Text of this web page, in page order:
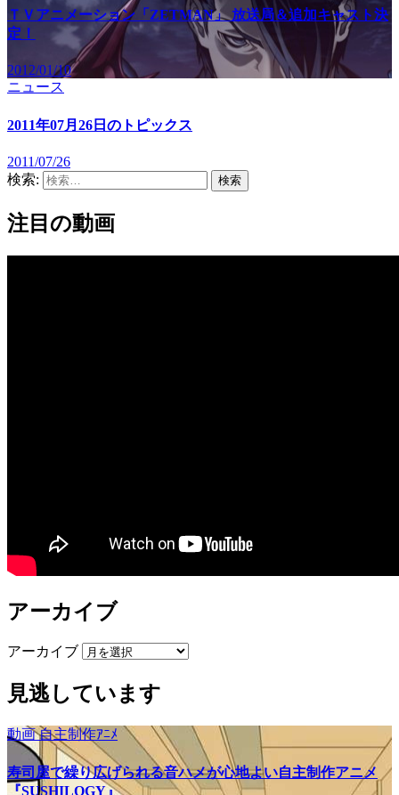
ＴＶアニメーション「ZETMAN」 放送局＆追加キャスト決
定！
2012/01/10
ニュース
2011年07月26日のトピックス
2011/07/26
検索:
注目の動画
アーカイブ
アーカイブ
見逃しています
動画自主制作ｱﾆﾒ
寿司屋で繰り広げられる音ハメが心地よい自主制作アニメ
『SUSHILOGY』